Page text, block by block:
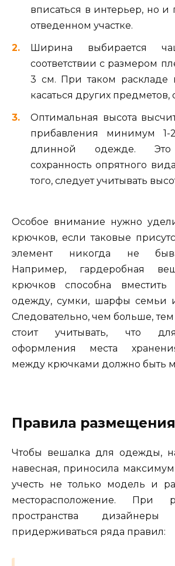
вписаться в интерьер, но и
отведенном участке.
Ширина выбирается
соответствии с размером
3 см. При таком раскладе
касаться других предметов,
Оптимальная высота
прибавления минимум
длинной одежде. Это
сохранность опрятного
того, следует учитывать
Особое внимание нужно
крючков, если таковые
элемент никогда не
Например, гардеробная
крючков способна
одежду, сумки, шарфы семьи
Следовательно, чем больше,
стоит учитывать, что
оформления места
между крючками должно быть
Правила размещения
Чтобы вешалка для одежды,
навесная, приносила
учесть не только модель и
месторасположение. При
пространства дизайнеры
придерживаться ряда правил: